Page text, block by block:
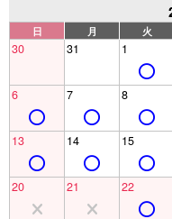
日 月 火
30 31 1
6 7 8
13 14 15
20 21 22